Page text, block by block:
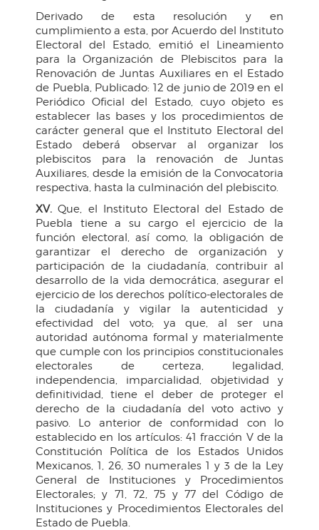
Derivado de esta resolución y en
cumplimiento a esta, por Acuerdo del Instituto
Electoral del Estado, emitió el Lineamiento
para la Organización de Plebiscitos para la
Renovación de Juntas Auxiliares en el Estado
de Puebla, Publicado: 12 de junio de 2019 en el
Periódico Oficial del Estado, cuyo objeto es
establecer las bases y los procedimientos de
carácter general que el Instituto Electoral del
Estado deberá observar al organizar los
plebiscitos para la renovación de Juntas
Auxiliares, desde la emisión de la Convocatoria
respectiva, hasta la culminación del plebiscito.
XV. Que, el Instituto Electoral del Estado de
Puebla tiene a su cargo el ejercicio de la
función electoral, así como, la obligación de
garantizar el derecho de organización y
participación de la ciudadanía, contribuir al
desarrollo de la vida democrática, asegurar el
ejercicio de los derechos político-electorales de
la ciudadanía y vigilar la autenticidad y
efectividad del voto; ya que, al ser una
autoridad autónoma formal y materialmente
que cumple con los principios constitucionales
electorales de certeza, legalidad,
independencia, imparcialidad, objetividad y
definitividad, tiene el deber de proteger el
derecho de la ciudadanía del voto activo y
pasivo. Lo anterior de conformidad con lo
establecido en los artículos: 41 fracción V de la
Constitución Política de los Estados Unidos
Mexicanos, 1, 26, 30 numerales 1 y 3 de la Ley
General de Instituciones y Procedimientos
Electorales; y 71, 72, 75 y 77 del Código de
Instituciones y Procedimientos Electorales del
Estado de Puebla.